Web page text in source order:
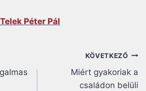
Péter Pál
KÖVETKEZŐ
Miért gyakoriak a
családon belüli